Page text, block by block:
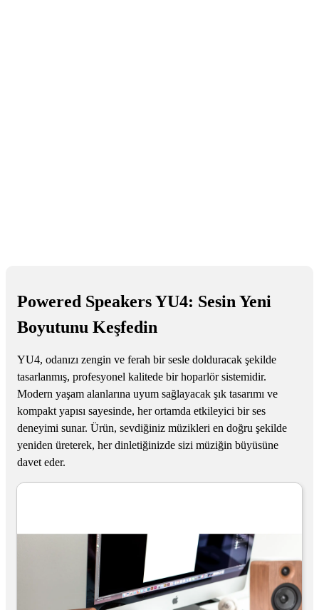
Powered Speakers YU4: Sesin Yeni
Boyutunu Keşfedin
YU4, odanızı zengin ve ferah bir sesle dolduracak şekilde
tasarlanmış, profesyonel kalitede bir hoparlör sistemidir.
Modern yaşam alanlarına uyum sağlayacak şık tasarımı ve
kompakt yapısı sayesinde, her ortamda etkileyici bir ses
deneyimi sunar. Ürün, sevdiğiniz müzikleri en doğru şekilde
yeniden üreterek, her dinletiğinizde sizi müziğin büyüsüne
davet eder.